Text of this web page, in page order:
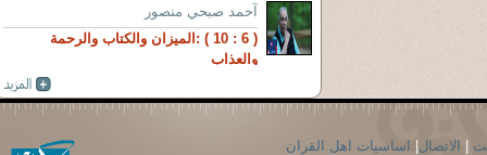
آحمد صبحي منصور
( 6 : 10 ) :الميزان والكتاب والرحمة
والعذاب
الاتصال اساسيات اهل القران